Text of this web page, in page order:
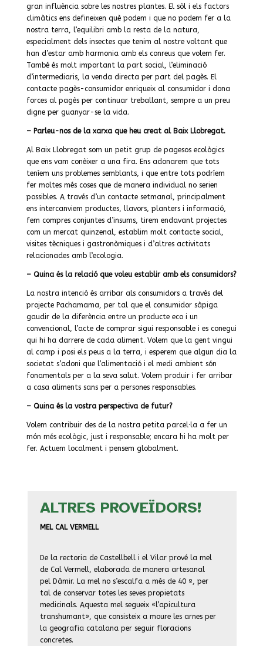
gran influència sobre les nostres plantes. El sòl i els factors
climàtics ens defineixen què podem i que no podem fer a la
nostra terra, l’equilibri amb la resta de la natura,
especialment dels insectes que tenim al nostre voltant que
han d’estar amb harmonia amb els conreus que volem fer.
També és molt important la part social, l’eliminació
d’intermediaris, la venda directa per part del pagès. El
contacte pagès-consumidor enriqueix al consumidor i dona
forces al pagès per continuar treballant, sempre a un preu
digne per guanyar-se la vida.
– Parleu-nos de la xarxa que heu creat al Baix Llobregat.
Al Baix Llobregat som un petit grup de pagesos ecològics
que ens vam conèixer a una fira. Ens adonarem que tots
teníem uns problemes semblants, i que entre tots podríem
fer moltes més coses que de manera individual no serien
possibles. A través d’un contacte setmanal, principalment
ens intercanviem productes, llavors, planters i informació,
fem compres conjuntes d’insums, tirem endavant projectes
com un mercat quinzenal, establim molt contacte social,
visites tècniques i gastronòmiques i d’altres activitats
relacionades amb l’ecologia.
– Quina és la relació que voleu establir amb els consumidors?
La nostra intenció és arribar als consumidors a través del
projecte Pachamama, per tal que el consumidor sàpiga
gaudir de la diferència entre un producte eco i un
convencional, l’acte de comprar sigui responsable i es conegui
qui hi ha darrere de cada aliment. Volem que la gent vingui
al camp i posi els peus a la terra, i esperem que algun dia la
societat s’adoni que l’alimentació i el medi ambient són
fonamentals per a la seva salut. Volem produir i fer arribar
a casa aliments sans per a persones responsables.
– Quina és la vostra perspectiva de futur?
Volem contribuir des de la nostra petita parcel·la a fer un
món més ecològic, just i responsable; encara hi ha molt per
fer. Actuem localment i pensem globalment.
ALTRES PROVEÏDORS!
MEL CAL VERMELL
De la rectoria de Castellbell i el Vilar prové la mel
de Cal Vermell, elaborada de manera artesanal
pel Dàmir. La mel no s’escalfa a més de 40 º, per
tal de conservar totes les seves propietats
medicinals. Aquesta mel segueix «l’apicultura
transhumant», que consisteix a moure les arnes per
la geografia catalana per seguir floracions
concretes.